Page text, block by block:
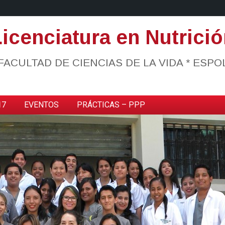
en
DE CIENCIAS DE LA VIDA *
EVENTOS PRÁCTICAS – PPP